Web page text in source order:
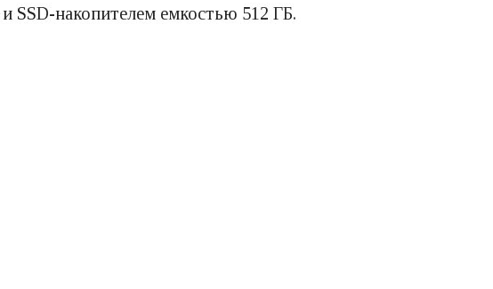
SSD-накопителем емкостью 512 ГБ.